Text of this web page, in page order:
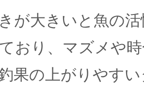
が大きいと魚の
おり、マズメや
果の上がりやす